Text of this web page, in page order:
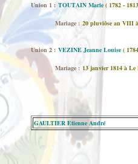
Union 1 : TOUTAIN Marie ( 1782 -
Mariage : 20 pluviôse an VIII
Union 2 : VEZINE Jeanne Louise (
Mariage : 13 janvier 1814 à Le
GAULTIER Etienne André